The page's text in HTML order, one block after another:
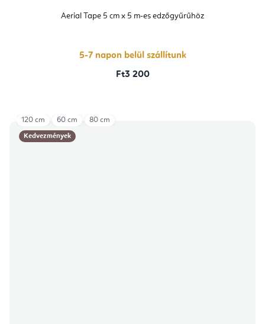
Aerial Tape 5 cm x 5 m-es edzőgyűrűhöz
5-7 napon belül szállítunk
Ft3 200
Kedvezmények
120 cm 60 cm 80 cm